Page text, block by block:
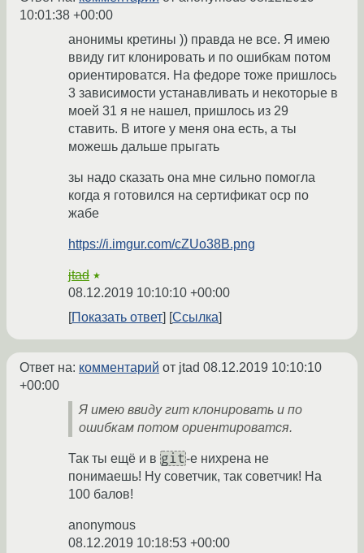
10:01:38 +00:00
анонимы кретины )) правда не все. Я имею
ввиду гит клонировать и по ошибкам потом
ориентироватся. На федоре тоже пришлось
3 зависимости устанавливать и некоторые в
моей 31 я не нашел, пришлось из 29
ставить. В итоге у меня она есть, а ты
можешь дальше прыгать
зы надо сказать она мне сильно помогла
когда я готовился на сертификат ocp по
жабе
https://i.imgur.com/cZUo38B.png
jtad ★
08.12.2019 10:10:10 +00:00
Показать ответ
Ссылка
Ответ на: комментарий от jtad 08.12.2019 10:10:10
+00:00
Я имею ввиду гит клонировать и по
ошибкам потом ориентироватся.
Так ты ещё и в git-е нихрена не
понимаешь! Ну советчик, так советчик! На
100 балов!
anonymous
08.12.2019 10:18:53 +00:00